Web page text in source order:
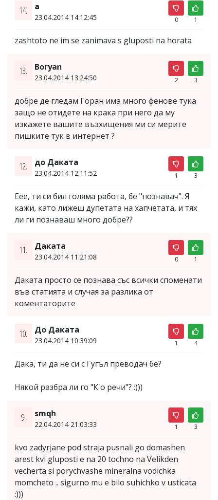
14. a
23.04.2014 14:12:45 0 1
zashtoto ne im se zanimava s gluposti na horata
13. Boryan
23.04.2014 13:24:50 2 3
добре де гледам Горан има много фенове тука
защо не отидете на крака при него да му
изкажете вашите възхищения ми си мерите
пишките тук в интернет ?
12. до Даката
23.04.2014 12:11:52 1 3
Еее, ти си бил голяма работа, бе "познавач". Я
кажи, като лижеш дупетата на хапчетата, и тях
ли ги познаваш много добре??
11. Даката
23.04.2014 11:21:08 0 1
Даката просто се познава със всички споменати
във статията и случая за разлика от
коментаторите
10. До Даката
23.04.2014 10:39:09 1 4
Дака, ти да не си с Гугъл преводач бе?
Някой разбра ли го "К'о речи"? :)))
9. smqh
22.04.2014 21:03:33 1 3
kvo zadyrjane pod straja pusnali go domashen
arest kvi gluposti e na 20 tochno na Velikden
vecherta si porychvashe mineralna vodichka
momcheto .. sigurno mu e bilo suhichko v usticata
:)))